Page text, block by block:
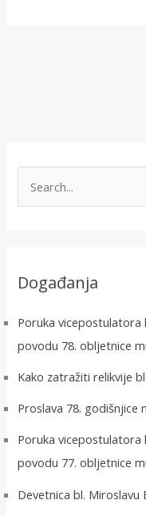
:Događanja
Poruka vicepostulatora
povodu 78. obljetnice
Kako zatražiti relikvije
Proslava 78. godišnjice
Poruka vicepostulatora
povodu 77. obljetnice
Devetnica bl. Miroslavu